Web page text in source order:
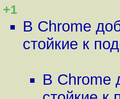
+1
В Chrome
стойкие к
В Chrome